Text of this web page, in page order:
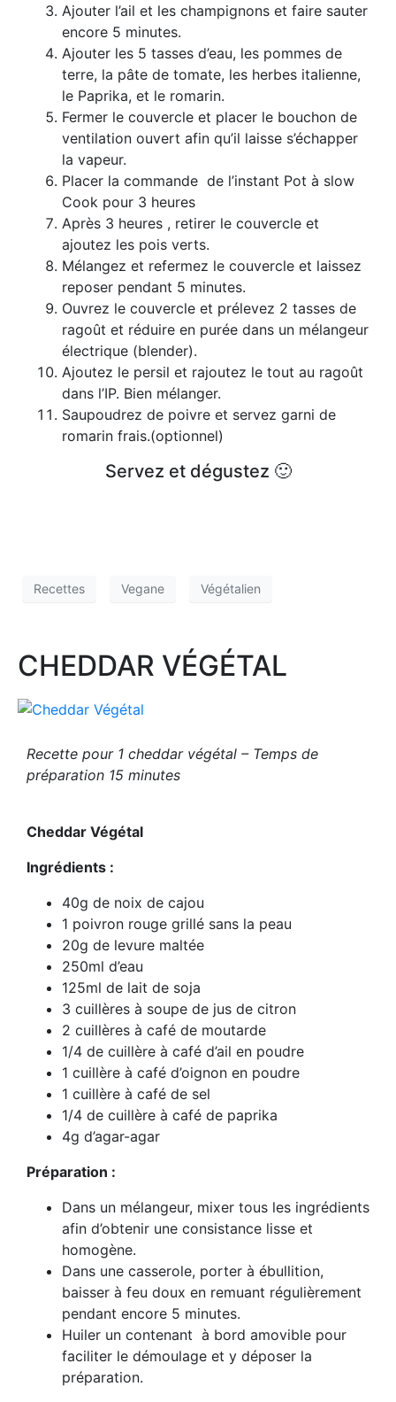
Ajouter l’ail et les champignons et faire sauter
encore 5 minutes.
Ajouter les 5 tasses d’eau, les pommes de
terre, la pâte de tomate, les herbes italienne,
le Paprika, et le romarin.
Fermer le couvercle et placer le bouchon de
ventilation ouvert afin qu’il laisse s’échapper
la vapeur.
Placer la commande de l’instant Pot à slow
Cook pour 3 heures
Après 3 heures , retirer le couvercle et
ajoutez les pois verts.
Mélangez et refermez le couvercle et laissez
reposer pendant 5 minutes.
Ouvrez le couvercle et prélevez 2 tasses de
ragoût et réduire en purée dans un mélangeur
électrique (blender).
Ajoutez le persil et rajoutez le tout au ragoût
dans l’IP. Bien mélanger.
Saupoudrez de poivre et servez garni de
romarin frais.(optionnel)
Servez et dégustez 🙂
Recettes Vegane Végétalien
CHEDDAR VÉGÉTAL
Recette pour 1 cheddar végétal – Temps de
préparation 15 minutes
Cheddar Végétal
Ingrédients :
40g de noix de cajou
1 poivron rouge grillé sans la peau
20g de levure maltée
250ml d’eau
125ml de lait de soja
3 cuillères à soupe de jus de citron
2 cuillères à café de moutarde
1/4 de cuillère à café d’ail en poudre
1 cuillère à café d’oignon en poudre
1 cuillère à café de sel
1/4 de cuillère à café de paprika
4g d’agar-agar
Préparation :
Dans un mélangeur, mixer tous les ingrédients
afin d’obtenir une consistance lisse et
homogène.
Dans une casserole, porter à ébullition,
baisser à feu doux en remuant régulièrement
pendant encore 5 minutes.
Huiler un contenant à bord amovible pour
faciliter le démoulage et y déposer la
préparation.